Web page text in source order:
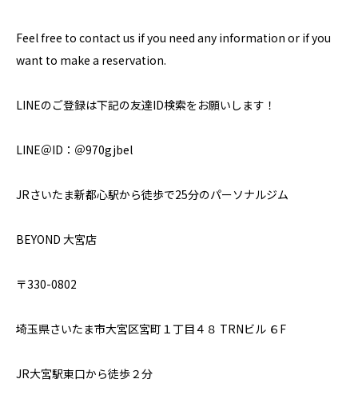
Feel free to contact us if you need any information or if you
want to make a reservation.
LINEのご登録は下記の友達ID検索をお願いします！
LINE＠ID：＠970gjbel
JRさいたま新都心駅から徒歩で25分のパーソナルジム
BEYOND 大宮店
〒330-0802
埼玉県さいたま市大宮区宮町１丁目４８ TRNビル ６F
JR大宮駅東口から徒歩２分